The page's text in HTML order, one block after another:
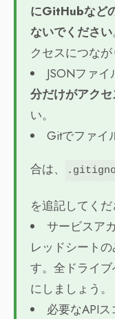
にGitHubなど
ないでください
クセスにつなが
JSONファ
分だけがアク
い。
Gitでファイ
合は、
を追記してくだ
サービスア
レッドシート
す。全ドライ
にしましょう。
必要なAPI